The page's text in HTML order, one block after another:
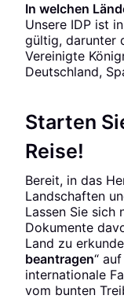
In welchen
Unsere IDP ist
gültig, darunter
Vereinigte
Deutschland,
Starten
Reise!
Bereit, in das
Landschaften
Lassen Sie sich
Dokumente
Land zu
beantragen“
internationale
vom bunten